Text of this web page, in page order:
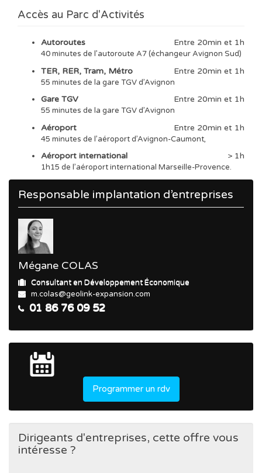
Accès au Parc d'Activités
Autoroutes Entre 20min et 1h
40 minutes de l’autoroute A7 (échangeur Avignon Sud)
TER, RER, Tram, Métro Entre 20min et 1h
55 minutes de la gare TGV d’Avignon
Gare TGV Entre 20min et 1h
55 minutes de la gare TGV d’Avignon
Aéroport Entre 20min et 1h
45 minutes de l’aéroport d’Avignon-Caumont,
Aéroport international > 1h
1h15 de l’aéroport international Marseille-Provence.
Responsable implantation d’entreprises
Mégane COLAS
Consultant en Développement Économique
m.colas@geolink-expansion.com
01 86 76 09 52
Programmer un rdv
Dirigeants d'entreprises, cette offre vous
intéresse ?